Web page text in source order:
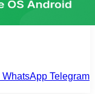
WhatsApp Telegram